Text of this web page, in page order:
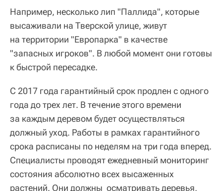
Например, несколько лип "Паллида", которые
высаживали на Тверской улице, живут
на территории "Европарка" в качестве
"запасных игроков". В любой момент они готовы
к быстрой пересадке.
С 2017 года гарантийный срок продлен с одного
года до трех лет. В течение этого времени
за каждым деревом будет осуществляться
должный уход. Работы в рамках гарантийного
срока расписаны по неделям на три года вперед.
Специалисты проводят ежедневный мониторинг
состояния абсолютно всех высаженных
растений. Они должны осматривать деревья,